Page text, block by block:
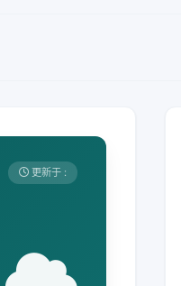
更新于 :